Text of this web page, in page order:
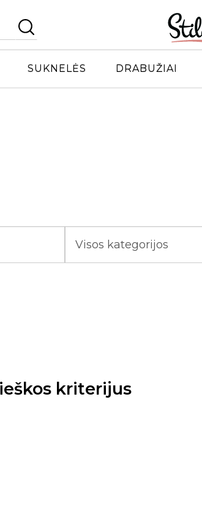
SUKNELĖS DRABUŽIAI
kriterijus